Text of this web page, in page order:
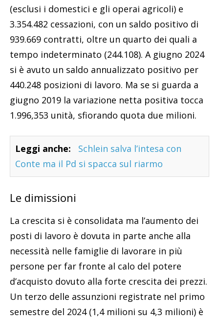
(esclusi i domestici e gli operai agricoli) e
3.354.482 cessazioni, con un saldo positivo di
939.669 contratti, oltre un quarto dei quali a
tempo indeterminato (244.108). A giugno 2024
si è avuto un saldo annualizzato positivo per
440.248 posizioni di lavoro. Ma se si guarda a
giugno 2019 la variazione netta positiva tocca
1.996,353 unità, sfiorando quota due milioni.
Leggi anche:
Schlein salva l’intesa con
Conte ma il Pd si spacca sul riarmo
Le dimissioni
La crescita si è consolidata ma l’aumento dei
posti di lavoro è dovuta in parte anche alla
necessità nelle famiglie di lavorare in più
persone per far fronte al calo del potere
d’acquisto dovuto alla forte crescita dei prezzi.
Un terzo delle assunzioni registrate nel primo
semestre del 2024 (1,4 milioni su 4,3 milioni) è